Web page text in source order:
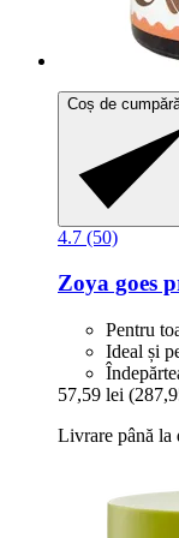
Coș de
4.7 (50)
Zoya goes
Pentru
Ideal și
57,59 lei
Livrare până la